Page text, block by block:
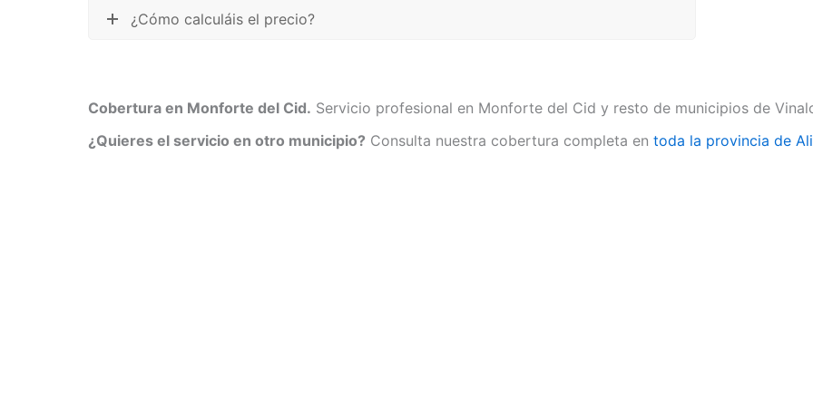
¿Cómo calculáis el precio?
Cobertura en Monforte del Cid. Servicio profesional en Monforte del Cid y resto de municipios de
¿Quieres el servicio en otro municipio? Consulta nuestra cobertura completa en toda la provincia de